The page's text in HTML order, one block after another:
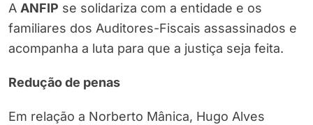
A ANFIP se solidariza com a entidade e os
familiares dos Auditores-Fiscais assassinados e
acompanha a luta para que a justiça seja feita.
Redução de penas
Em relação a Norberto Mânica, Hugo Alves